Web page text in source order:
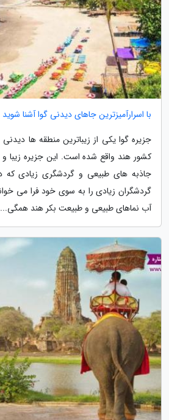
با اسرارآمیزترین جاهای دیدنی گوا آشنا شوید
جزیره گوا یکی از زیباترین منطقه ها
کشور هند واقع شده است. این جزیره زیبا
جاذبه های طبیعی و گردشگری زیادی که
گردشگران زیادی را به سوی خود فرا می
آب نماهای طبیعی و طبیعت بکر هند همگی...